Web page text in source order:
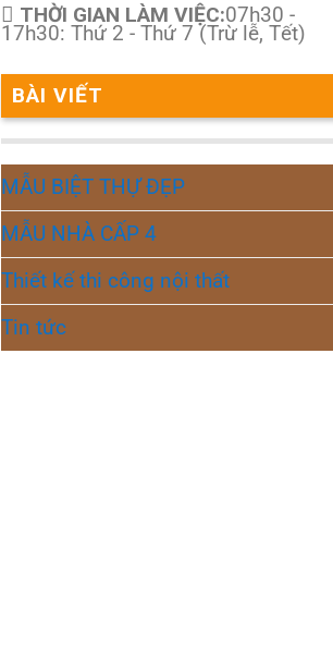
THỜI GIAN LÀM VIỆC:07h30 -
17h30: Thứ 2 - Thứ 7 (Trừ lễ, Tết)
BÀI VIẾT
MẪU BIỆT THỰ ĐẸP
MẪU NHÀ CẤP 4
Thiết kế thi công nội thất
Tin tức